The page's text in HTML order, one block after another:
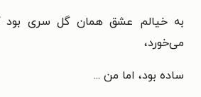
به خیالم عشق همان گل سری بود
می‌خورد،
ساده بود، اما من ...